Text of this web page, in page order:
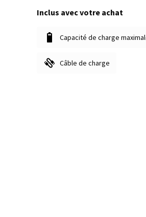
Inclus avec votre achat
Capacité de charge
Câble de charge